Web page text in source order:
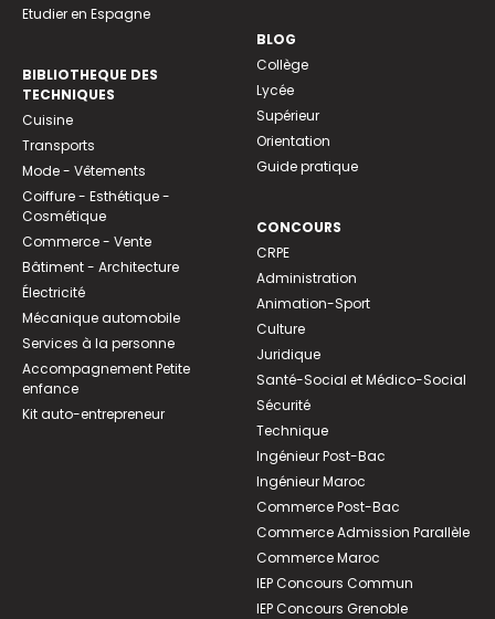
Etudier en Espagne
BIBLIOTHEQUE DES
TECHNIQUES
Cuisine
Transports
Mode - Vêtements
Coiffure - Esthétique -
Cosmétique
Commerce - Vente
Bâtiment - Architecture
Électricité
Mécanique automobile
Services à la personne
Accompagnement Petite
enfance
Kit auto-entrepreneur
BLOG
Collège
Lycée
Supérieur
Orientation
Guide pratique
CONCOURS
CRPE
Administration
Animation-Sport
Culture
Juridique
Santé-Social et Médico-Social
Sécurité
Technique
Ingénieur Post-Bac
Ingénieur Maroc
Commerce Post-Bac
Commerce Admission Parallèle
Commerce Maroc
IEP Concours Commun
IEP Concours Grenoble